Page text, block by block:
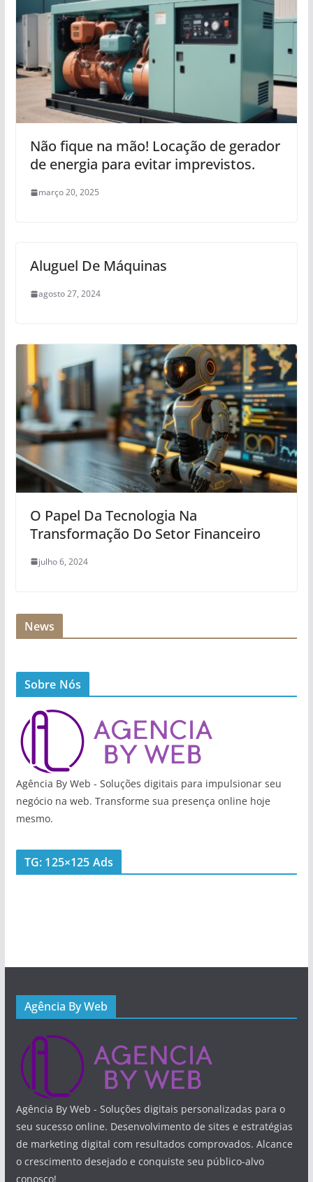
Não fique na mão! Locação de gerador
de energia para evitar imprevistos.
março 20, 2025
Aluguel De Máquinas
agosto 27, 2024
O Papel Da Tecnologia Na
Transformação Do Setor Financeiro
julho 6, 2024
News
Sobre Nós
Agência By Web - Soluções digitais para impulsionar seu
negócio na web. Transforme sua presença online hoje
mesmo.
TG: 125×125 Ads
Agência By Web
Agência By Web - Soluções digitais personalizadas para o
seu sucesso online. Desenvolvimento de sites e estratégias
de marketing digital com resultados comprovados. Alcance
o crescimento desejado e conquiste seu público-alvo
conosco!